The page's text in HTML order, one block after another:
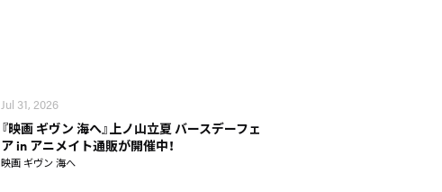
Jul 31, 2026
『映画 ギヴン 海へ』上ノ山立夏 バースデーフェ
ア in アニメイト通販が開催中！
映画 ギヴン 海へ